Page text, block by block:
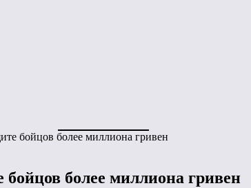
бойцов более миллиона гривен
более миллиона гривен